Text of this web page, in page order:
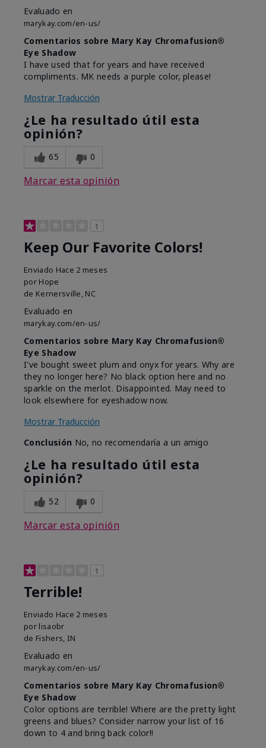
Evaluado en
marykay.com/en-us/
Comentarios sobre Mary Kay Chromafusion®
Eye Shadow
I have used that for years and have received
compliments. MK needs a purple color, please!
Mostrar Traducción
¿Le ha resultado útil esta
opinión?
65 0
Marcar esta opinión
1
Keep Our Favorite Colors!
Enviado Hace 2 meses
por Hope
de Kernersville, NC
Evaluado en
marykay.com/en-us/
Comentarios sobre Mary Kay Chromafusion®
Eye Shadow
I've bought sweet plum and onyx for years. Why are
they no longer here? No black option here and no
sparkle on the merlot. Disappointed. May need to
look elsewhere for eyeshadow now.
Mostrar Traducción
Conclusión No, no recomendaría a un amigo
¿Le ha resultado útil esta
opinión?
52 0
Marcar esta opinión
1
Terrible!
Enviado Hace 2 meses
por lisaobr
de Fishers, IN
Evaluado en
marykay.com/en-us/
Comentarios sobre Mary Kay Chromafusion®
Eye Shadow
Color options are terrible! Where are the pretty light
greens and blues? Consider narrow your list of 16
down to 4 and bring back color!!